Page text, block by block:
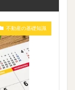
不動産の基礎知識